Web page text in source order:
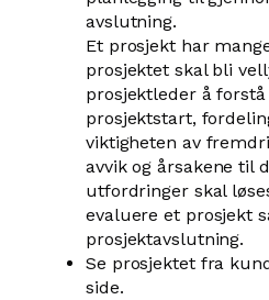
avslutning.
Et prosjekt har
prosjektet skal bli
prosjektleder å
prosjektstart,
viktigheten av
avvik og årsakene til
utfordringer skal
evaluere et prosjekt
prosjektavslutning.
Se prosjektet fra
side.